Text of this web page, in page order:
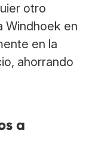
otro
Windhoek en
en la
ahorrando
a